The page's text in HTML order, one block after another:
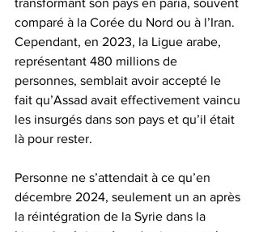
transformant son pays en paria, souvent
comparé à la Corée du Nord ou à l’Iran.
Cependant, en 2023, la Ligue arabe,
représentant 480 millions de
personnes, semblait avoir accepté le
fait qu’Assad avait effectivement vaincu
les insurgés dans son pays et qu’il était
là pour rester.
Personne ne s’attendait à ce qu’en
décembre 2024, seulement un an après
la réintégration de la Syrie dans la